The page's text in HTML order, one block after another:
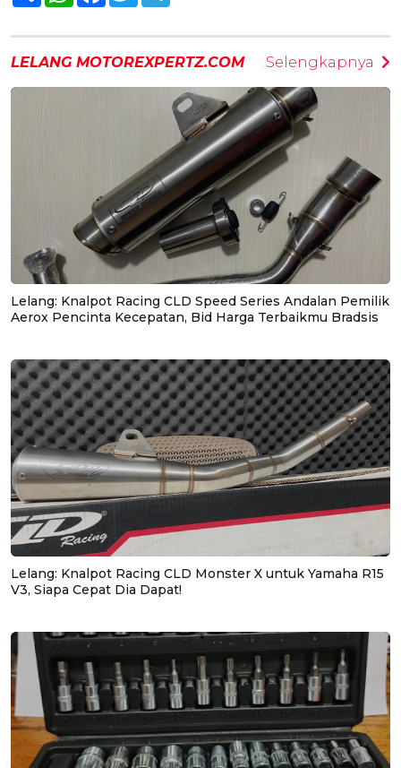
LELANG MOTOREXPERTZ.COM Selengkapnya
Lelang: Knalpot Racing CLD Speed Series Andalan Pemilik
Aerox Pencinta Kecepatan, Bid Harga Terbaikmu Bradsis
Lelang: Knalpot Racing CLD Monster X untuk Yamaha R15
V3, Siapa Cepat Dia Dapat!